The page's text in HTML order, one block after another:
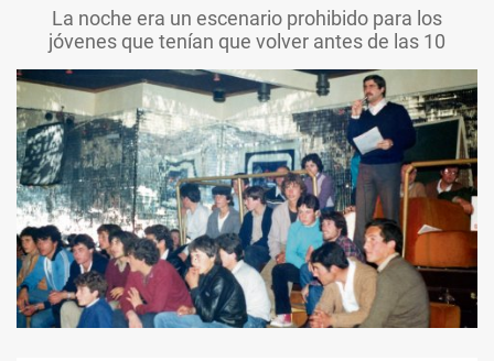
La noche era un escenario prohibido para los
jóvenes que tenían que volver antes de las 10